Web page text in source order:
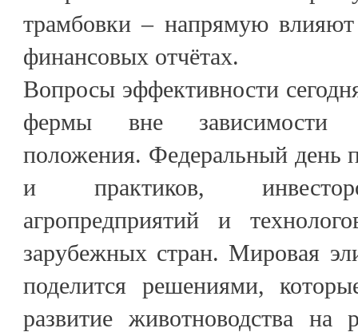
трамбовки – напрямую
финансовых отчётах.
Вопросы эффективности
фермы вне зависимости
положения. Федеральный день
и практиков,
агропредприятий и
зарубежных стран. Мировая
поделится решениями,
развитие животноводства на